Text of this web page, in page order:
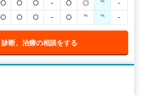
○ ○ ○ - ○ ◎ ℡
-
○ ○ ○ - ○ ℡ ℡ -
診断、治療の相談をする